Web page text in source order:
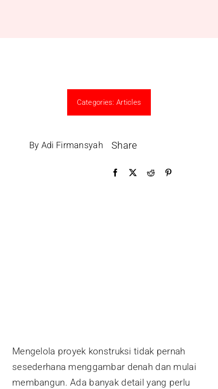
Categories:Articles
By Adi Firmansyah Share
Mengelola proyek konstruksi tidak pernah
sesederhana menggambar denah dan mulai
membangun. Ada banyak detail yang perlu